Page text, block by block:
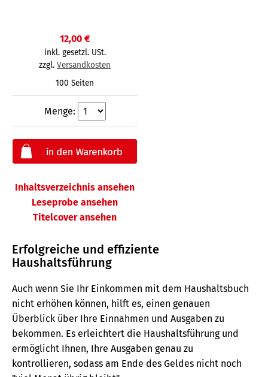
12,00 €
inkl. gesetzl. USt.
zzgl. Versandkosten
100 Seiten
Menge:
Inhaltsverzeichnis ansehen
Leseprobe ansehen
Titelcover ansehen
Erfolgreiche und effiziente
Haushaltsführung
Auch wenn Sie Ihr Einkommen mit dem Haushaltsbuch
nicht erhöhen können, hilft es, einen genauen
Überblick über Ihre Einnahmen und Ausgaben zu
bekommen. Es erleichtert die Haushaltsführung und
ermöglicht Ihnen, Ihre Ausgaben genau zu
kontrollieren, sodass am Ende des Geldes nicht noch